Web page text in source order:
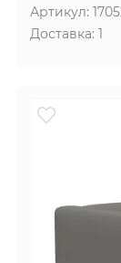
Артикул:
Доставка: 1